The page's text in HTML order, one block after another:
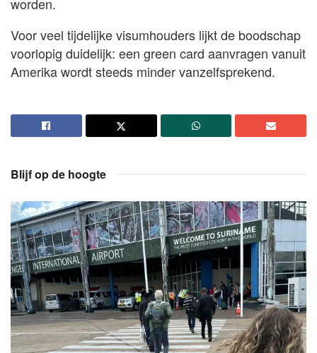
Voor veel tijdelijke visumhouders lijkt de boodschap
voorlopig duidelijk: een green card aanvragen vanuit
Amerika wordt steeds minder vanzelfsprekend.
Blijf op de hoogte